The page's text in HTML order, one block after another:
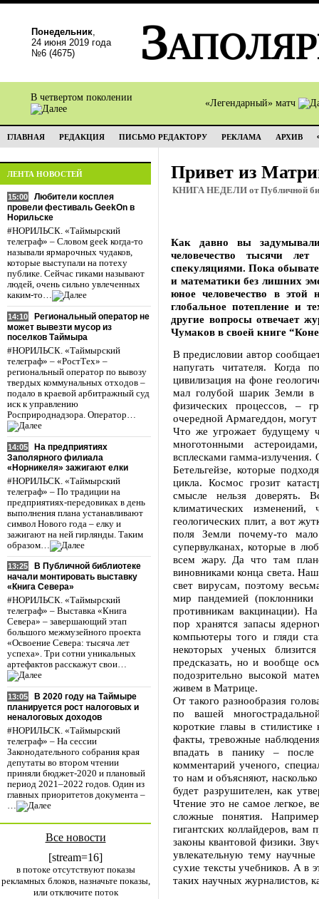
Понедельник,
24 июня 2019 года
№6 (4675)
В четвертом поколении
«Легендарный» матч
ГЛАВНАЯ РЕДАКЦИЯ ПИСЬМО РЕДАКТОРУ РЕКЛАМА АРХИВ
ЛЕНТА НОВОСТЕЙ
15:00
Любители косплея
провели фестиваль GeekOn в
Норильске
#НОРИЛЬСК. «Таймырский
телеграф» – Словом geek когда-то
называли ярмарочных чудаков,
которые выступали на потеху
публике. Сейчас гиками называют
людей, очень сильно увлеченных
каким-то…
14:10
Региональный оператор не
может вывезти мусор из
поселков Таймыра
#НОРИЛЬСК. «Таймырский
телеграф» – «РостТех» –
региональный оператор по вывозу
твердых коммунальных отходов –
подало в краевой арбитражный суд
иск к управлению
Росприроднадзора. Оператор…
14:05
На предприятиях
Заполярного филиала
«Норникеля» зажигают елки
#НОРИЛЬСК. «Таймырский
телеграф» – По традиции на
предприятиях-передовиках в день
выполнения плана устанавливают
символ Нового года – елку и
зажигают на ней гирлянды. Таким
образом…
13:25
В Публичной библиотеке
начали монтировать выставку
«Книга Севера»
#НОРИЛЬСК. «Таймырский
телеграф» – Выставка «Книга
Севера» – завершающий этап
большого межмузейного проекта
«Освоение Севера: тысяча лет
успеха». Три сотни уникальных
артефактов расскажут свои…
13:05
В 2020 году на Таймыре
планируется рост налоговых и
неналоговых доходов
#НОРИЛЬСК. «Таймырский
телеграф» – На сессии
Законодательного собрания края
депутаты во втором чтении
приняли бюджет-2020 и плановый
период 2021–2022 годов. Один из
главных приоритетов документа –
…
Все новости
[stream=16]
в потоке отсутствуют показы
рекламных блоков, назначьте показы,
или отключите поток
Привет из
КНИГА НЕДЕЛИ от Публичной
Как давно вы
человечество тысячи
спекуляциями. Пока
и математики без лишних
юное человечество в этой
глобальное потепление и
другие вопросы отвечает
Чумаков в своей книге
В предисловии автор
напугать читателя. Когда
цивилизация на фоне
мал голубой шарик Земли в
физических процессов, –
очередной Армагеддон, могут
Что же угрожает будущему
многотонными
всплесками гамма-излучения.
Бетельгейзе, которые
цикла. Космос грозит
смысле нельзя доверять.
климатических
геологических плит, а вот
поля Земли почему-то
супервулканах, которые в
всем жару. Да что там
виновниками конца света.
свет вирусам, поэтому
мир пандемией (поклонники
противникам вакцинации).
пор хранятся запасы
компьютеры того и гляди
некоторых ученых
предсказать, но и вообще
подозрительно высокой
живем в Матрице.
От такого разнообразия
по вашей
короткие главы в
факты, тревожные
впадать в панику – после
комментарий ученого,
то нам и объясняют,
будет разрушителен, как
Чтение это не самое легкое,
сложные понятия.
гигантских коллайдеров, вам
законы квантовой физики.
увлекательную тему
сухие тексты учебников. А в
таких научных журналистов,